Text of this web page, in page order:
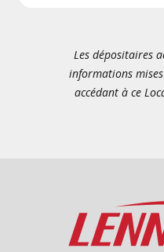
Les dépositaires
informations
accédant à ce